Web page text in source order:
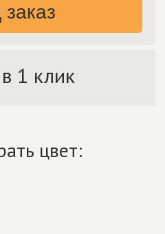
1 клик
цвет: